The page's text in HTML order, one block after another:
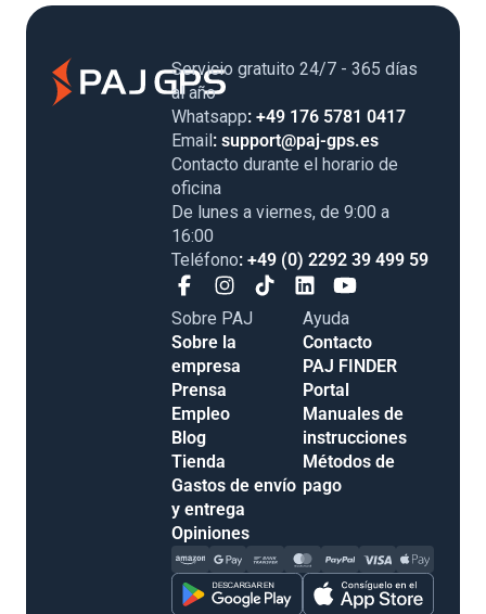
Servicio gratuito 24/7 - 365 días
al año
Whatsapp: +49 176 5781 0417
Email: support@paj-gps.es
Contacto durante el horario de
oficina
De lunes a viernes, de 9:00 a
16:00
Teléfono: +49 (0) 2292 39 499 59
Sobre PAJ
Sobre la
empresa
Prensa
Empleo
Blog
Tienda
Gastos de envío
y entrega
Opiniones
Ayuda
Contacto
PAJ FINDER
Portal
Manuales de
instrucciones
Métodos de
pago